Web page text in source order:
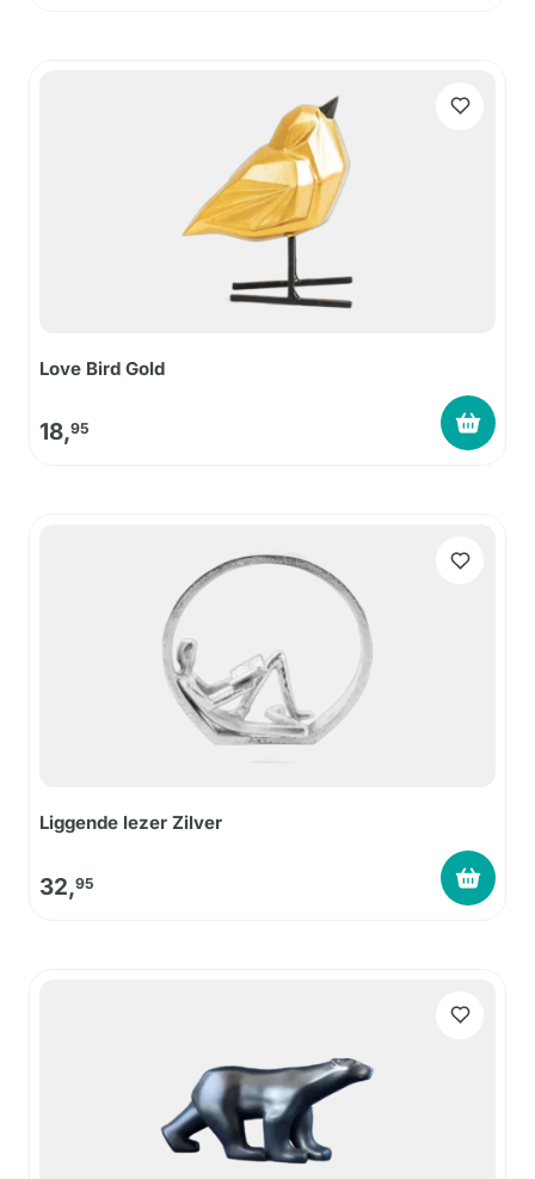
Love Bird Gold
18,95
Liggende lezer Zilver
32,95